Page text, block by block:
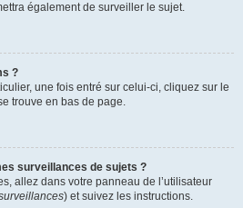
également de surveiller le sujet.
?
une fois entré sur celui-ci, cliquez sur le
trouve en bas de page.
surveillances de sujets ?
allez dans votre panneau de l’utilisateur
) et suivez les instructions.